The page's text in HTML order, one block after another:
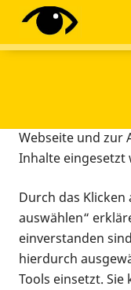
Diese Webseite
Tracking-Tools
Webseite und zur
Inhalte eingesetzt
Durch das Klicken
auswählen“
einverstanden
hierdurch
Tools einsetzt.